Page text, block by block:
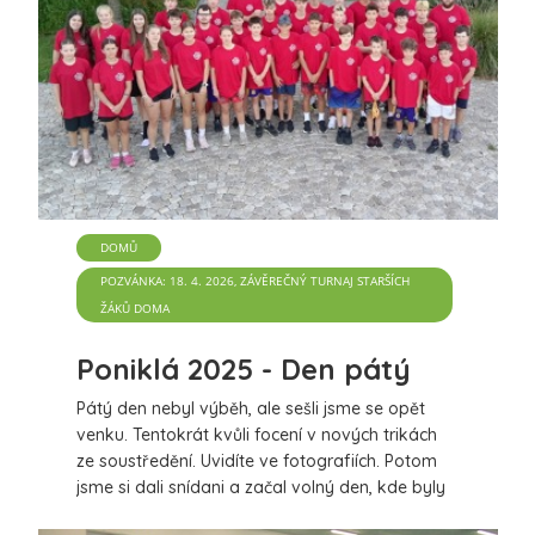
Poniklá 2025 - Den pátý
Pátý den nebyl výběh, ale sešli jsme se opět
venku. Tentokrát kvůli focení v nových trikách
ze soustředění. Uvidíte ve fotografiích. Potom
jsme si dali snídani a začal volný den, kde byly
DOMŮ
POZVÁNKA: 18. 4. 2026, ZÁVĚREČNÝ TURNAJ STARŠÍCH
ŽÁKŮ DOMA